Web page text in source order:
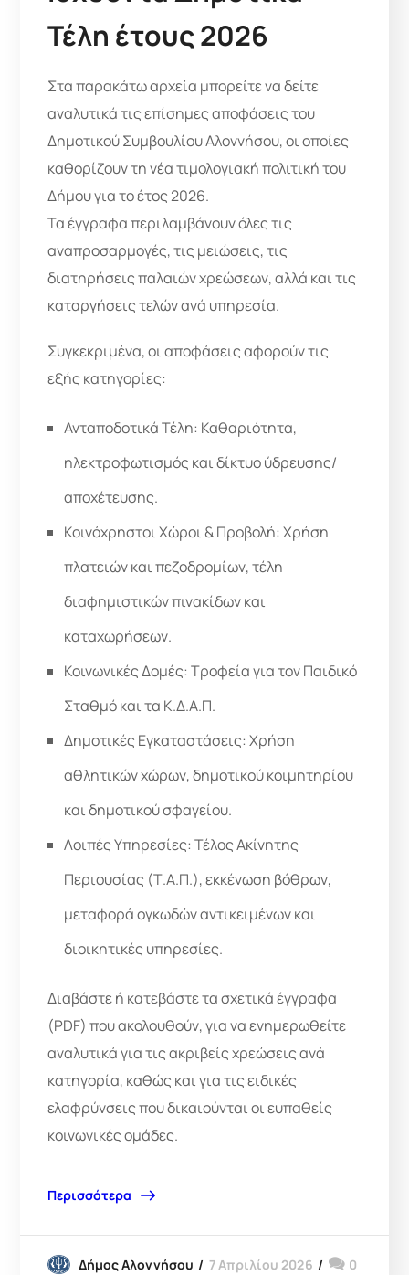
Τέλη έτους 2026
Στα παρακάτω αρχεία μπορείτε να δείτε
αναλυτικά τις επίσημες αποφάσεις του
Δημοτικού Συμβουλίου Αλοννήσου, οι οποίες
καθορίζουν τη νέα τιμολογιακή πολιτική του
Δήμου για το έτος 2026.
Τα έγγραφα περιλαμβάνουν όλες τις
αναπροσαρμογές, τις μειώσεις, τις
διατηρήσεις παλαιών χρεώσεων, αλλά και τις
καταργήσεις τελών ανά υπηρεσία.
Συγκεκριμένα, οι αποφάσεις αφορούν τις
εξής κατηγορίες:
Ανταποδοτικά Τέλη: Καθαριότητα,
ηλεκτροφωτισμός και δίκτυο ύδρευσης/
αποχέτευσης.
Κοινόχρηστοι Χώροι & Προβολή: Χρήση
πλατειών και πεζοδρομίων, τέλη
διαφημιστικών πινακίδων και
καταχωρήσεων.
Κοινωνικές Δομές: Τροφεία για τον Παιδικό
Σταθμό και τα Κ.Δ.Α.Π.
Δημοτικές Εγκαταστάσεις: Χρήση
αθλητικών χώρων, δημοτικού κοιμητηρίου
και δημοτικού σφαγείου.
Λοιπές Υπηρεσίες: Τέλος Ακίνητης
Περιουσίας (Τ.Α.Π.), εκκένωση βόθρων,
μεταφορά ογκωδών αντικειμένων και
διοικητικές υπηρεσίες.
Διαβάστε ή κατεβάστε τα σχετικά έγγραφα
(PDF) που ακολουθούν, για να ενημερωθείτε
αναλυτικά για τις ακριβείς χρεώσεις ανά
κατηγορία, καθώς και για τις ειδικές
ελαφρύνσεις που δικαιούνται οι ευπαθείς
κοινωνικές ομάδες.
Περισσότερα
Δήμος Αλοννήσου 7 Απριλίου 2026 0